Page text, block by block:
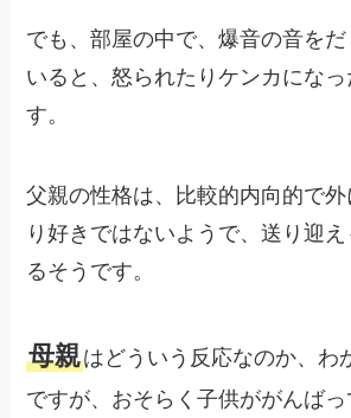
でも、部屋の中で、爆音の音を
いると、怒られたりケンカにな
す。
父親の性格は、比較的内向的で外
り好きではないようで、送り迎
るそうです。
母親はどういう反応なのか、わ
ですが、おそらく子供ががんば